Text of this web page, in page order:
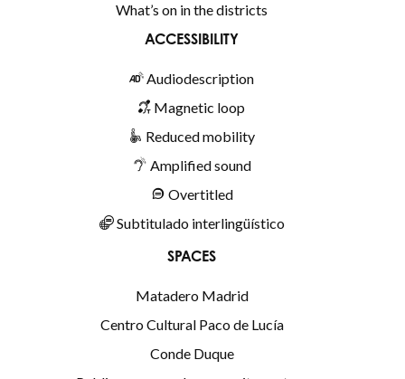
What’s on in the districts
ACCESSIBILITY
Audiodescription
Magnetic loop
Reduced mobility
Amplified sound
Overtitled
Subtitulado interlingüístico
SPACES
Matadero Madrid
Centro Cultural Paco de Lucía
Conde Duque